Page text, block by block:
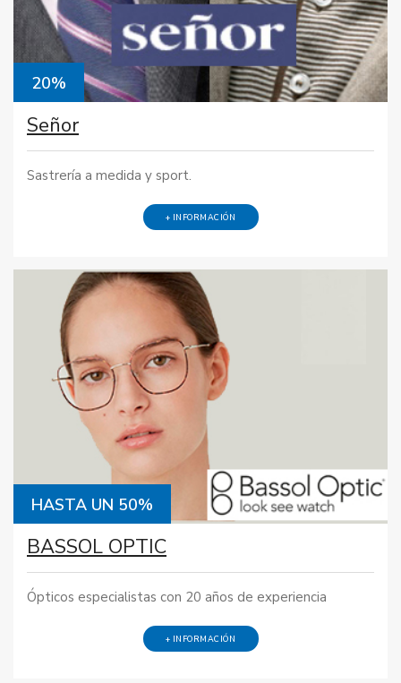
20%
Señor
Sastrería a medida y sport.
+ INFORMACIÓN
HASTA UN 50%
BASSOL OPTIC
Ópticos especialistas con 20 años de experiencia
+ INFORMACIÓN